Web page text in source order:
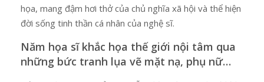
họa, mang đậm hơi thở của chủ nghĩa xã hội và thể hiện
đời sống tinh thần cá nhân của nghệ sĩ.
Năm họa sĩ khắc họa thế giới nội tâm qua
những bức tranh lụa vẽ mặt nạ, phụ nữ…